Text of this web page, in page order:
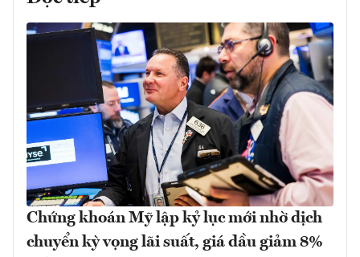
Chứng khoán Mỹ lập kỷ lục mới nhờ dịch
chuyển kỳ vọng lãi suất, giá dầu giảm 8%